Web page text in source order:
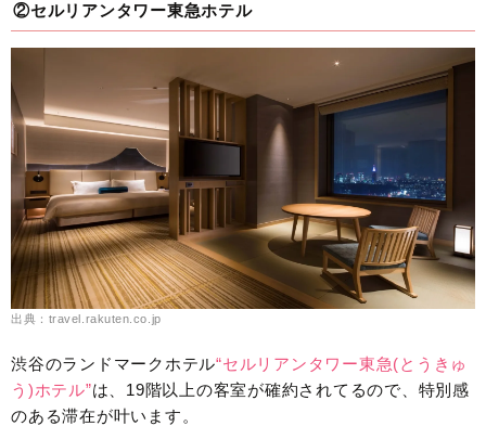
②セルリアンタワー東急ホテル
出典：travel.rakuten.co.jp
渋谷のランドマークホテル“セルリアンタワー東急(とうきゅ
う)ホテル”は、19階以上の客室が確約されてるので、特別感
のある滞在が叶います。